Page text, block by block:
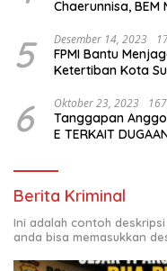
Chaerunnisa,
5 Desember 14, 2023
FPMI Bantu
Ketertiban Kota
6 Oktober 23, 2023
Tanggapan
E TERKAIT
Berita Kriminal
Ini adalah contoh
anda bisa memasukkan